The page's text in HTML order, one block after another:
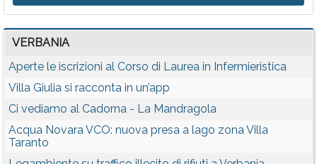
VERBANIA
Aperte le iscrizioni al Corso di Laurea in Infermieristica
Villa Giulia si racconta in un’app
Ci vediamo al Cadorna - La Mandragola
Acqua Novara VCO: nuova presa a lago zona Villa
Taranto